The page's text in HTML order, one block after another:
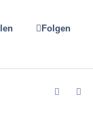
Folgen